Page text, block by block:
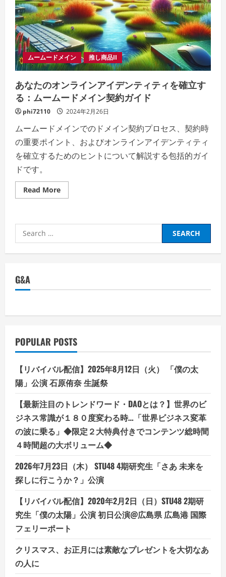
レ
ゼ
ン
ス
を
確
立
–
–
–
テ
ッ
プ
イ
テ
ッ
プ
で
簡
単
ムームードメイン 推し商品II
あなたのオンラインアイデンティティを確立す
る：ムームードメイン契約ガイド
phi72110 2024年2月26日
ムームードメインでのドメイン契約プロセス、契約時
の重要ポイント、およびオンラインアイデンティティ
を確立するためのヒントについて解説する包括的ガイ
ドです。
Read MoreRead
more
た
ン
ラ
デ
テ
確
立
す
ム
ー
ム
ー
ド
メ
イ
ン
契
約
ガ
イ
ド
Search
for:
G&A
POPULAR POSTS
【リバイバル配信】2025年8月12日（火） 「僕の太
陽」公演 石原侑奈 生誕祭
【最新注目のトレンドワード・DAOとは？】世界のビ
ジネス常識が１８０度変わる時…「世界ビジネス変革
の波に乗る」◆限定２大特典付きでコンテンツ総時間
４時間超の大ボリューム◆
2026年7月23日（木） STU48 4期研究生「さあ 未来を
探しに行こうか？」公演
【リバイバル配信】2020年2月2日（日）STU48 2期研
究生「僕の太陽」公演 初日公演@広島県 広島港 国際
フェリーポート
クリスマス、お正月には素敵なプレゼントを大切なあ
の人に